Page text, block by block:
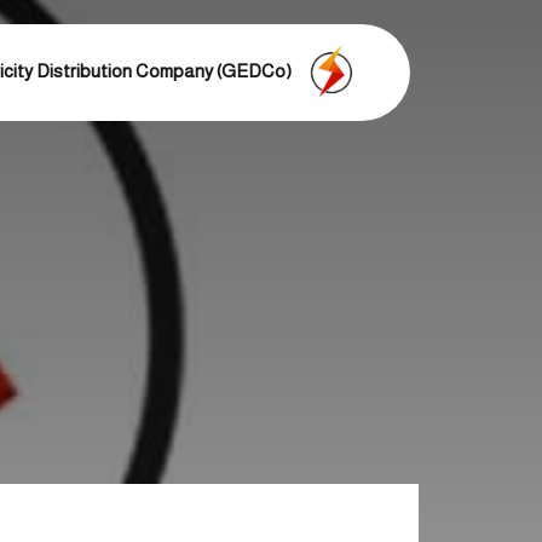
The Gaza Electricity Distribution Company (GEDCo)